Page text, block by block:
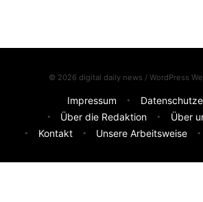
© 2026 digital daily news / WordPress
Impressum
Über die Redaktion
Über
Kontakt
Unsere Arbeitsweise